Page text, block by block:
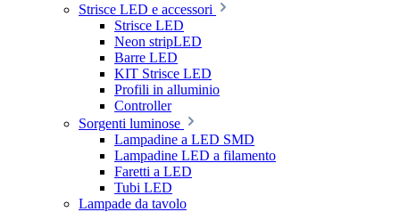
Strisce LED e accessori
Strisce LED
Neon stripLED
Barre LED
KIT Strisce LED
Profili in alluminio
Controller
Sorgenti luminose
Lampadine a LED SMD
Lampadine LED a filamento
Faretti a LED
Tubi LED
Lampade da tavolo